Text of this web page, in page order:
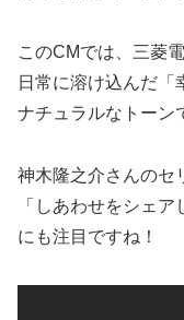
このCMでは、三菱
日常に溶け込んだ「
ナチュラルなトーン
神木隆之介さんのセ
「しあわせをシェア
にも注目ですね！